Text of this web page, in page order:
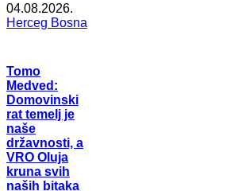
04.08.2026.
Herceg Bosna
Tomo
Medved:
Domovinski
rat temelj je
naše
državnosti, a
VRO Oluja
kruna svih
naših bitaka